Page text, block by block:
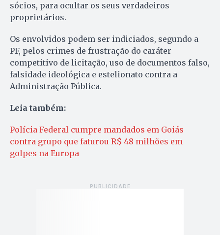
sócios, para ocultar os seus verdadeiros
proprietários.
Os envolvidos podem ser indiciados, segundo a
PF, pelos crimes de frustração do caráter
competitivo de licitação, uso de documentos falso,
falsidade ideológica e estelionato contra a
Administração Pública.
Leia também:
Polícia Federal cumpre mandados em Goiás
contra grupo que faturou R$ 48 milhões em
golpes na Europa